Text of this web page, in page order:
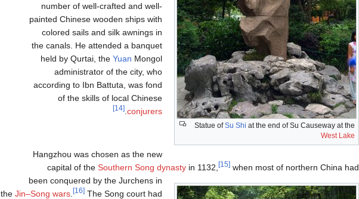
Statue ofSu Shi at the end of Su Causeway at the
West Lake
number of well-crafted and well-
painted Chinese wooden ships with
colored sails and silk awnings in
the canals. He attended a banquet
held by Qurtai, theYuan Mongol
administrator of the city, who
according to Ibn Battuta, was fond
of the skills of local Chinese
conjurers
.
[14]
Hangzhou was chosen as the new
capital of the Southern Song dynasty in 1132, [15] when most of northern China had
been conquered by the Jurchens in
theJin–Song wars . [16] The Song court had